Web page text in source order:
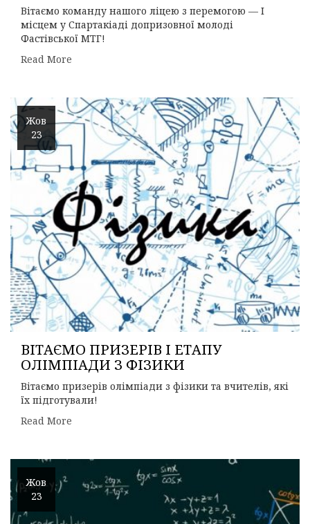
Вітаємо команду нашого ліцею з перемогою — І
місцем у Спартакіаді допризовної молоді
Фастівської МТГ!
Read More
Жов
23
ВІТАЄМО ПРИЗЕРІВ І ЕТАПУ
ОЛІМПІАДИ З ФІЗИКИ
Вітаємо призерів олімпіади з фізики та вчителів, які
їх підготували!
Read More
Жов
23